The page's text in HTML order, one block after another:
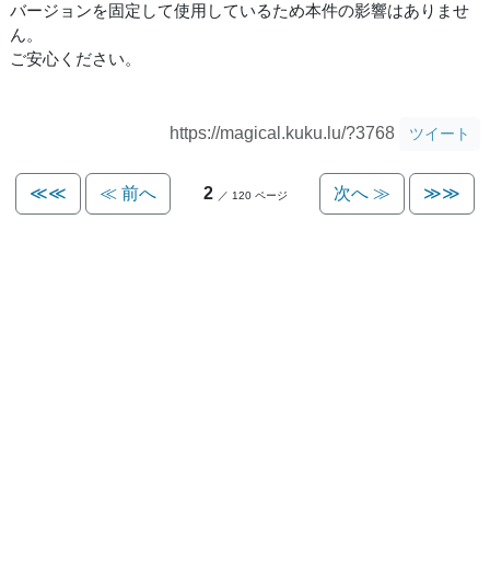
バージョンを固定して使用しているため本件の影響はありませ
ん。
ご安心ください。
https://magical.kuku.lu/?3768 ツイート
≪≪ ≪ 前へ 2 ／ 120 ページ 次へ ≫ ≫≫